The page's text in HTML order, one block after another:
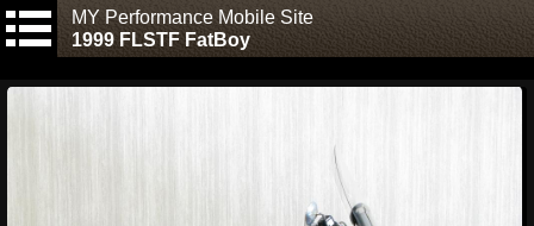
MY Performance Mobile Site
1999 FLSTF FatBoy